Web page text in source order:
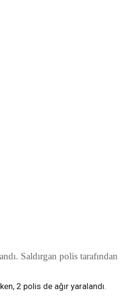
Saldırgan polis tarafından
2 polis de ağır yaralandı.